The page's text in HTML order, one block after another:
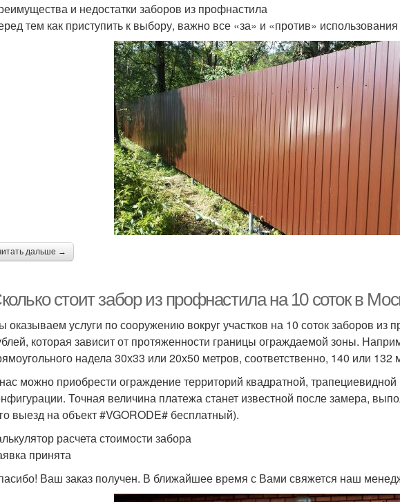
и недостатки заборов из профнастила
тем как приступить к выбору, важно все «за» и «против»
дальше →
стоит забор из профнастила на 10 соток в
оказываем услуги по сооружению вокруг участков на 10 соток заборов из
которая зависит от протяженности границы ограждаемой зоны.
надела 30х33 или 20х50 метров, соответственно, 140 или 132
можно приобрести ограждение территорий квадратной, трапециевидной
Точная величина платежа станет известной после замера,
выезд на объект #VGORODE# бесплатный).
расчета стоимости забора
принята
Ваш заказ получен. В ближайшее время с Вами свяжется наш